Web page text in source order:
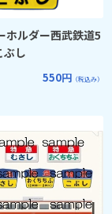
ホルダー西武鉄道5
ぶし
550円 （税込み）